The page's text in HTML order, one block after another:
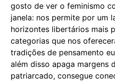
gosto de ver o feminismo
janela: nos permite por um
horizontes libertários mais
categorias que nos
tradições de pensamento
além disso apaga margens
patriarcado, consegue